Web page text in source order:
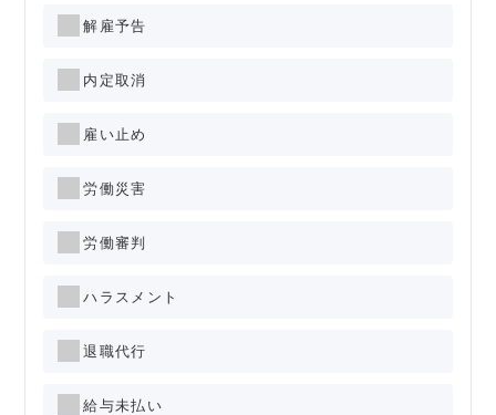
解雇予告
内定取消
雇い止め
労働災害
労働審判
ハラスメント
退職代行
給与未払い